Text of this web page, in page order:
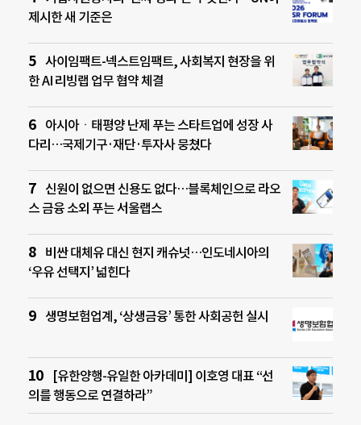
제시한 새 기준은
사이임팩트-넥스트임팩트, 사회복지 현장을 위
한 AI 리빙랩 업무 협약 체결
아시아ㆍ태평양 난제 푸는 스타트업에 성장 사
다리…국제기구·재단·투자사 뭉쳤다
신원이 없으면 신용도 없다…블록체인으로 라오
스 금융 소외 푸는 서울랩스
비싼 대체유 대신 현지 캐슈넛…인도네시아의
‘우유 선택지’ 넓힌다
생명보험업계, ‘상생금융’ 통한 사회공헌 실시
[유한양행-유일한 아카데미] 이호영 대표 “선
의를 행동으로 연결하라”